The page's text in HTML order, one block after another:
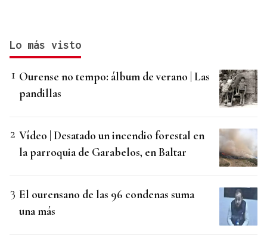
Lo más visto
Ourense no tempo: álbum de verano | Las
pandillas
Vídeo | Desatado un incendio forestal en
la parroquia de Garabelos, en Baltar
El ourensano de las 96 condenas suma
una más